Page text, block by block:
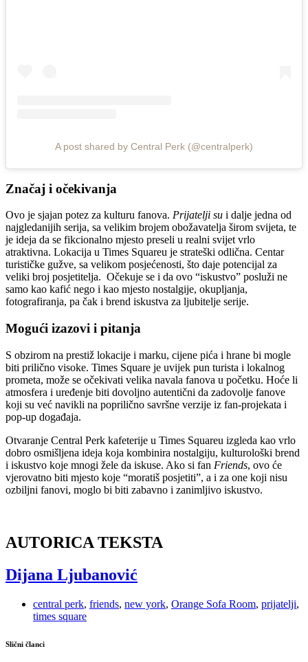
A post shared by Central Perk (@centralperk)
Značaj i očekivanja
Ovo je sjajan potez za kulturu fanova. Prijatelji su i dalje jedna od
najgledanijih serija, sa velikim brojem obožavatelja širom svijeta, te
je ideja da se fikcionalno mjesto preseli u realni svijet vrlo
atraktivna. Lokacija u Times Squareu je strateški odlična. Centar
turističke gužve, sa velikom posjećenosti, što daje potencijal za
veliki broj posjetitelja. Očekuje se i da ovo “iskustvo” posluži ne
samo kao kafić nego i kao mjesto nostalgije, okupljanja,
fotografiranja, pa čak i brend iskustva za ljubitelje serije.
Mogući izazovi i pitanja
S obzirom na prestiž lokacije i marku, cijene pića i hrane bi mogle
biti prilično visoke. Times Square je uvijek pun turista i lokalnog
prometa, može se očekivati velika navala fanova u početku. Hoće li
atmosfera i uređenje biti dovoljno autentični da zadovolje fanove
koji su već navikli na poprilično savršne verzije iz fan-projekata i
pop-up događaja.
Otvaranje Central Perk kafeterije u Times Squareu izgleda kao vrlo
dobro osmišljena ideja koja kombinira nostalgiju, kulturološki brend
i iskustvo koje mnogi žele da iskuse. Ako si fan Friends, ovo će
vjerovatno biti mjesto koje “moratiš posjetiti”, a i za one koji nisu
ozbiljni fanovi, moglo bi biti zabavno i zanimljivo iskustvo.
AUTORICA TEKSTA
Dijana Ljubanović
central perk, friends, new york, Orange Sofa Room, prijatelji,
times square
Slični članci